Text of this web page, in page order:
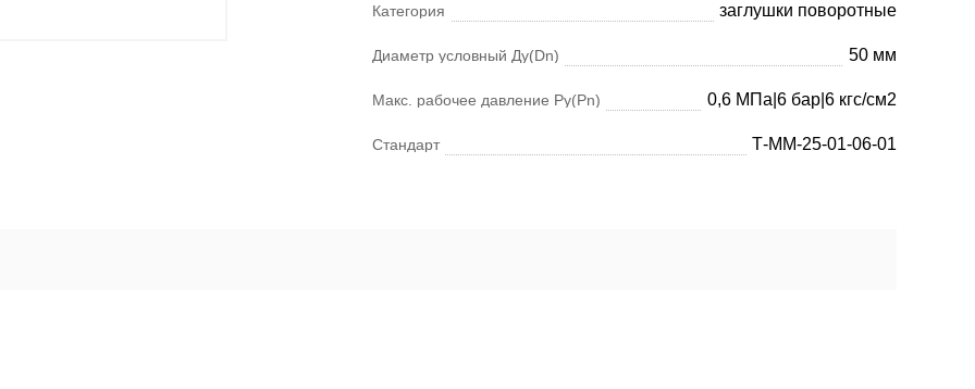
Категория заглушки поворотные
Диаметр условный Ду(Dn) 50 мм
Макс. рабочее давление Ру(Pn) 0,6 МПа|6 бар|6 кгс/см2
Стандарт Т-ММ-25-01-06-01